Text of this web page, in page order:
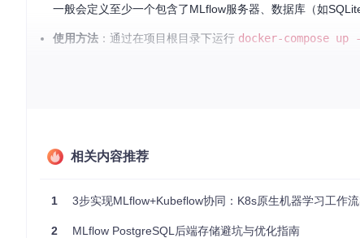
一般会定义至少一个包含了MLflow服务器、数据库（如
使用方法 ：通过在项目根目录下运行 docker-compose up
可以通过这个文件来定制化你的运行环境。
docker-compose.yml 内的配置
特定应用内的配置（如settings.py）
相关内容推荐
1 3步实现MLflow+Kubeflow协同：K8s原生机器学习工作
2 MLflow PostgreSQL后端存储避坑与优化指南